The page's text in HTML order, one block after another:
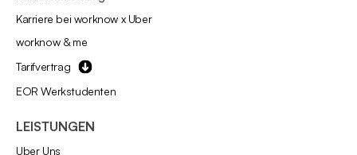
Karriere bei worknow x Uber
worknow & me
Tarifvertrag
EOR Werkstudenten
LEISTUNGEN
Über Uns